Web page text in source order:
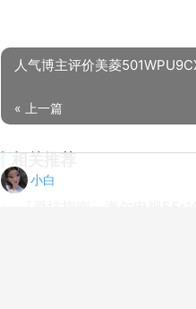
小白
人气博主评价美菱
« 上一篇